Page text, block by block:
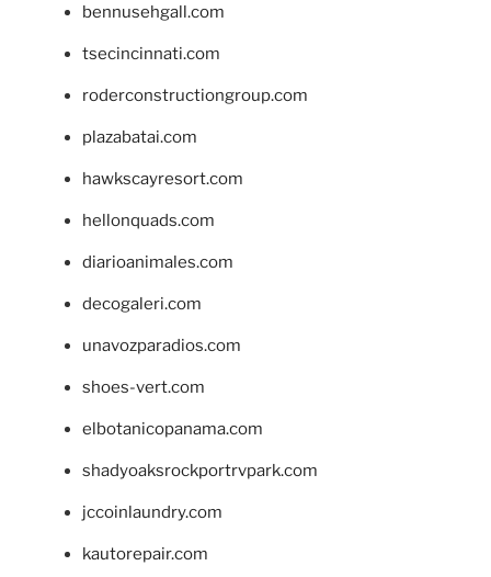
bennusehgall.com
tsecincinnati.com
roderconstructiongroup.com
plazabatai.com
hawkscayresort.com
hellonquads.com
diarioanimales.com
decogaleri.com
unavozparadios.com
shoes-vert.com
elbotanicopanama.com
shadyoaksrockportrvpark.com
jccoinlaundry.com
kautorepair.com